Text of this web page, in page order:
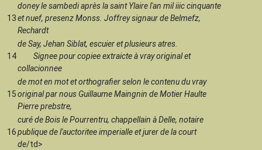
13
doney le sambedi après la saint Ylaire l'an mil iiic cinquante
et nuef, presenz Monss. Joffrey signaur de Belmefz,
Rechardt
14
de Say, Jehan Siblat, escuier et plusieurs atres.
Signee pour copiee extraicte à vray original et
collacionnee
15
de mot en mot et orthografier selon le contenu du vray
original par nous Guillaume Maingnin de Motier Haulte
Pierre prebstre,
16
curé de Bois le Pourrentru, chappellain à Delle, notaire
publique de l'auctoritee imperialle et jurer de la court
de/td>